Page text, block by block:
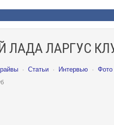
ЛАРГУС
· Статьи · Интервью · Фото